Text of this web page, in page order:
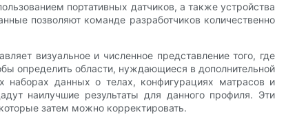
портативных датчиков, а также устройства
позволяют команде разработчиков количественно
визуальное и численное представление того, где
определить области, нуждающиеся в дополнительной
данных о телах, конфигурациях матрасов и
наилучшие результаты для данного профиля. Эти
затем можно корректировать.